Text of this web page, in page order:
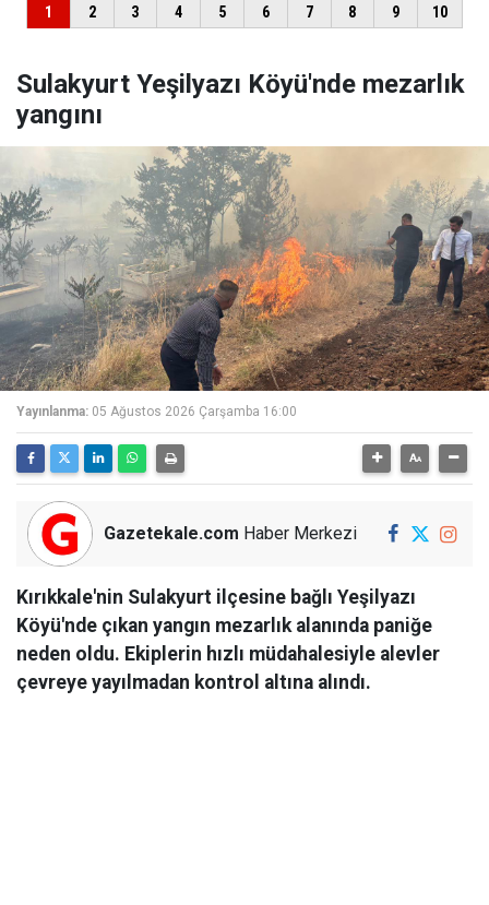
Sulakyurt Yeşilyazı Köyü'nde mezarlık
yangını
Yayınlanma: 05 Ağustos 2026 Çarşamba 16:00
Gazetekale.com Haber Merkezi
Kırıkkale'nin Sulakyurt ilçesine bağlı Yeşilyazı
Köyü'nde çıkan yangın mezarlık alanında paniğe
neden oldu. Ekiplerin hızlı müdahalesiyle alevler
çevreye yayılmadan kontrol altına alındı.